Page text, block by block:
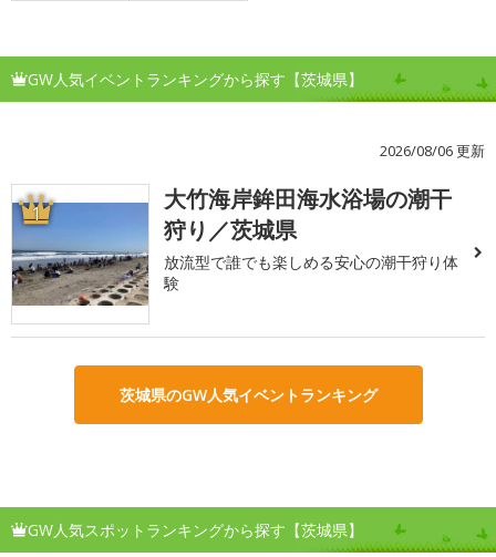
GW人気イベントランキングから探す【茨城県】
2026/08/06 更新
1
大竹海岸鉾田海水浴場の潮干
狩り／茨城県
放流型で誰でも楽しめる安心の潮干狩り体
験
茨城県のGW人気イベントランキング
GW人気スポットランキングから探す【茨城県】